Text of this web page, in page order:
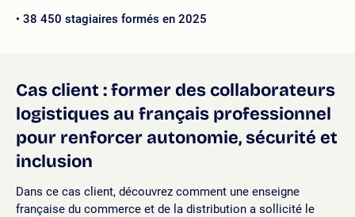
38 450 stagiaires formés en 2025
Cas client : former des collaborateurs
logistiques au français professionnel
pour renforcer autonomie, sécurité et
inclusion
Dans ce cas client, découvrez comment une enseigne
française du commerce et de la distribution a sollicité le